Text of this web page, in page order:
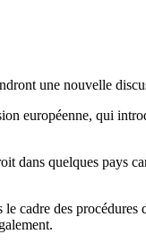
une nouvelle
européenne, qui
dans quelques pays
cadre des